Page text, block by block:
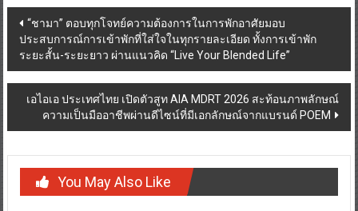
Post
navigation
“ชามา” ตอบทุกโจทย์ความต้องการในการพักอาศัยมอบ
ประสบการณ์การเข้าพักที่ใส่ใจในทุกรายละเอียด ทั้งการเข้าพัก
ระยะสั้น-ระยะยาว ผ่านแนวคิด “Live Your Blended Life”
เอไอเอ ประเทศไทย เปิดตัวสูท AIA MDRT 2026 สะท้อนภาพลักษณ์
ความเป็นมืออาชีพผ่านดีไซน์ที่มีเอกลักษณ์จากแบรนด์ POEM
You May Also Like